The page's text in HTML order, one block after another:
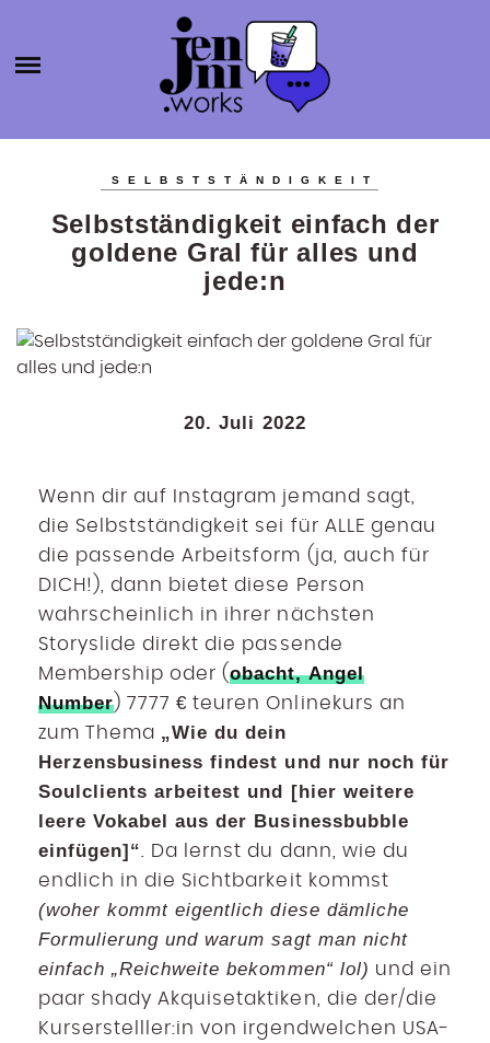
JENNI.W
ORKS
SELBSTSTÄNDIGKEIT
PRODUKTIVITÄT
BÜCHER
SOCIAL MEDIA
BLOGROLL
SELBSTSTÄNDIGKEIT
Selbstständigkeit einfach der
goldene Gral für alles und
jede:n
20. Juli 2022
Wenn dir auf Instagram jemand sagt,
die Selbstständigkeit sei für ALLE genau
die passende Arbeitsform (ja, auch für
DICH!), dann bietet diese Person
wahrscheinlich in ihrer nächsten
Storyslide direkt die passende
Membership oder (obacht, Angel
Number) 7777 € teuren Onlinekurs an
zum Thema „Wie du dein
Herzensbusiness findest und nur noch für
Soulclients arbeitest und [hier weitere
leere Vokabel aus der Businessbubble
einfügen]“ . Da lernst du dann, wie du
endlich in die Sichtbarkeit kommst
(woher kommt eigentlich diese dämliche
Formulierung und warum sagt man nicht
einfach „Reichweite bekommen“ lol) und ein
paar shady Akquisetaktiken, die der/die
Kurserstelller:in von irgendwelchen USA-